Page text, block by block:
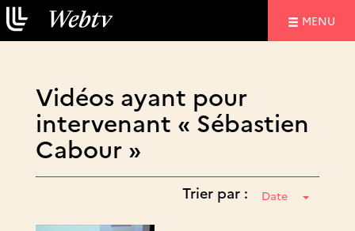
MENU
Vidéos ayant pour
intervenant « Sébastien
Cabour »
Trier par : Date